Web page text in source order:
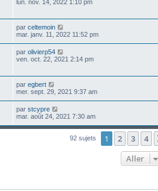
lun. nov. 14, 2022 1:10 pm
par celtemoin
mar. janv. 11, 2022 11:52 pm
par olivierp54
ven. oct. 22, 2021 2:14 pm
par egbert
mer. sept. 29, 2021 9:37 am
par stcypre
mar. août 24, 2021 7:30 am
92 sujets 1 2 3 4
Aller